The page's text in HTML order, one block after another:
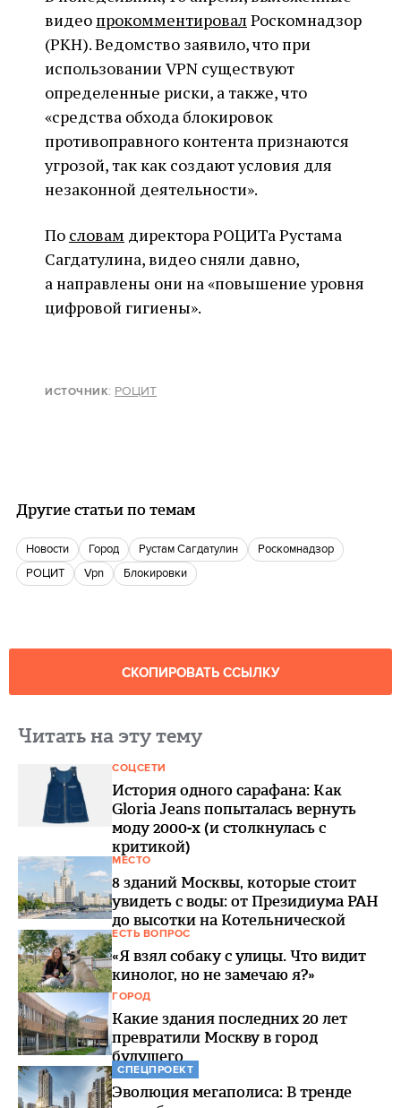
видео прокомментировал Роскомнадзор
(РКН). Ведомство заявило, что при
использовании VPN существуют
определенные риски, а также, что
«средства обхода блокировок
противоправного контента признаются
угрозой, так как создают условия для
незаконной деятельности».
По словам директора РОЦИТа Рустама
Сагдатулина, видео сняли давно,
а направлены они на «повышение уровня
цифровой гигиены».
ИСТОЧНИК: РОЦИТ
Другие статьи по темам
новости город Рустам Сагдатулин
Роскомнадзор
РОЦИТ
vpn блокировки
СКОПИРОВАТЬ ССЫЛКУ
Читать на эту тему
СОЦСЕТИ
История одного сарафана: Как
Gloria Jeans попыталась вернуть
моду 2000-х (и столкнулась с
критикой)
МЕСТО
8 зданий Москвы, которые стоит
увидеть с воды: от Президиума РАН
до высотки на Котельнической
ЕСТЬ ВОПРОС
«Я взял собаку с улицы. Что видит
кинолог, но не замечаю я?»
ГОРОД
Какие здания последних 20 лет
превратили Москву в город
будущего
СПЕЦПРОЕКТ
Эволюция мегаполиса: В тренде